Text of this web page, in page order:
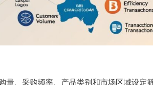
、采购频率、产品类别和市场区域设